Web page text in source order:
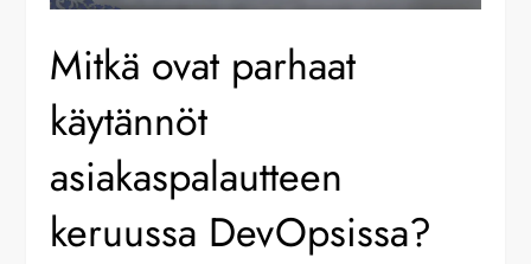
Mitkä ovat parhaat
käytännöt
asiakaspalautteen
keruussa DevOpsissa?